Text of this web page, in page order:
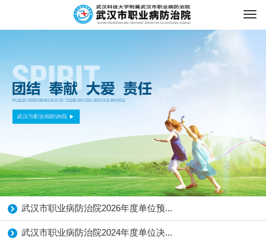
武汉市职业病防治院2026年度单位预...
武汉市职业病防治院2024年度单位决...